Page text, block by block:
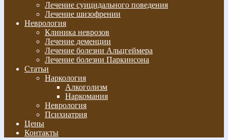
Лечение суицидального поведения
Лечение шизофрении
Неврология
Клиника неврозов
Лечение деменции
Лечение болезни Альцгеймера
Лечение болезни Паркинсона
Статьи
Наркология
Алкоголизм
Наркомания
Неврология
Психиатрия
Цены
Контакты